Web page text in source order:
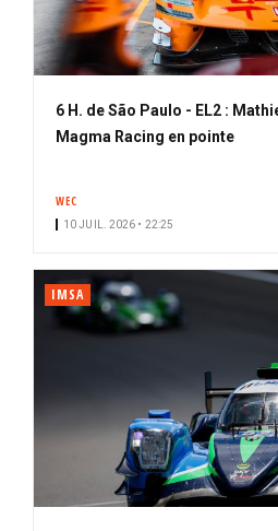
6 H. de São Paulo - EL2 :
Magma Racing en pointe
WEC
10 JUIL. 2026 • 22:25
IMSA